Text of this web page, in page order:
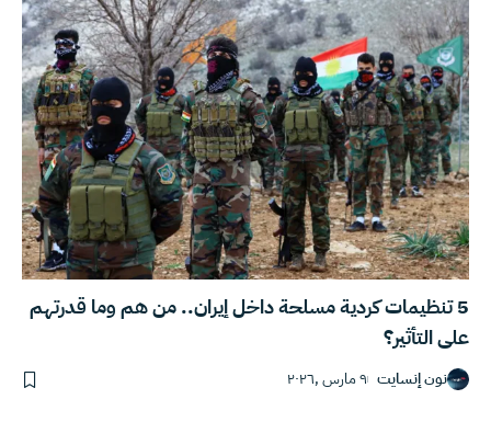
5 تنظيمات كردية مسلحة داخل إيران.. من هم وما قدرتهم
على التأثير؟
نون إنسايت ٩ مارس ,٢٠٢٦